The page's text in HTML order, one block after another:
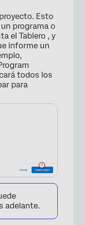
×
Esto
programa o
el Tablero , y
informe un
todos los
para
adelante.